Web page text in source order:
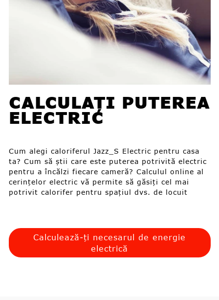
CALCULAȚI PUTEREA
ELECTRIC
Cum alegi caloriferul Jazz_S Electric pentru casa
ta? Cum să știi care este puterea potrivită electric
pentru a încălzi fiecare cameră? Calculul online al
cerințelor electric vă permite să găsiți cel mai
potrivit calorifer pentru spațiul dvs. de locuit
Calculează-ți necesarul de energie
electrică